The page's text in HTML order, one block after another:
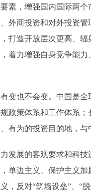
素，增强国内国际两
外商投资和对外投资
打造开放层次更高、
着力增强自身竞争能
变也不会变。中国是
政策体系和工作体系
有为的投资目的地，
发展的客观要求和科
单边主义、保护主义
，反对“筑墙设垒”、“